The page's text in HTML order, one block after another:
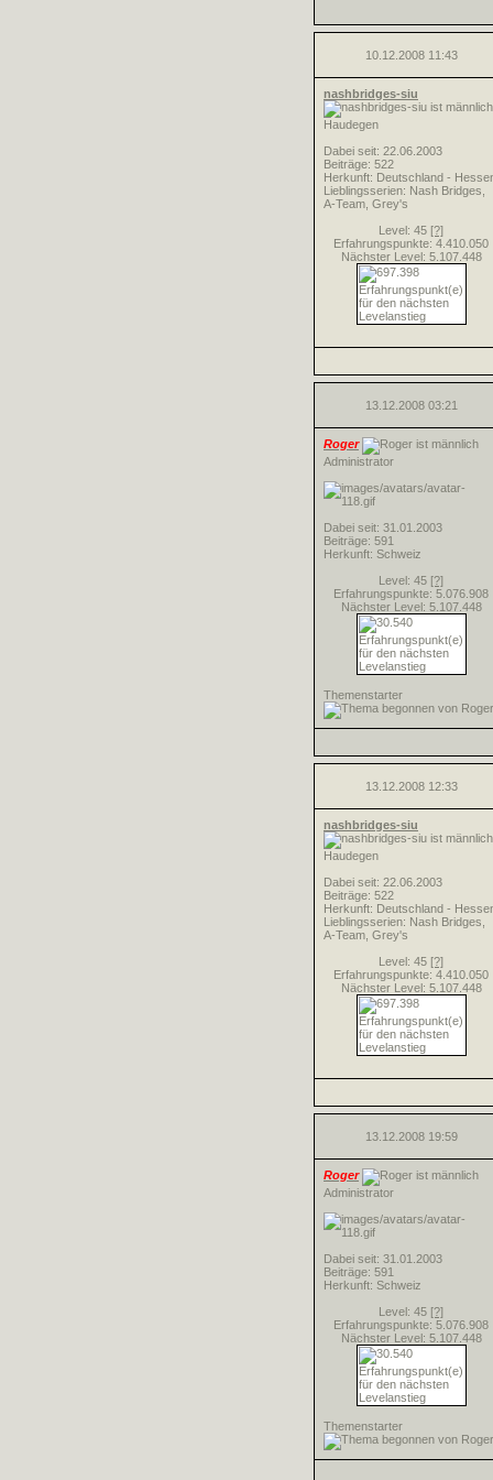
10.12.2008 11:43
nashbridges-siu
Haudegen
Dabei seit: 22.06.2003
Beiträge: 522
Herkunft: Deutschland -
Lieblingsserien: Nash Bridges,
A-Team, Grey's
Level: 45 [?]
Erfahrungspunkte: 4.410.050
Nächster Level: 5.107.448
13.12.2008 03:21
Roger
Administrator
Dabei seit: 31.01.2003
Beiträge: 591
Herkunft: Schweiz
Level: 45 [?]
Erfahrungspunkte: 5.076.908
Nächster Level: 5.107.448
Themenstarter
13.12.2008 12:33
nashbridges-siu
Haudegen
Dabei seit: 22.06.2003
Beiträge: 522
Herkunft: Deutschland -
Lieblingsserien: Nash Bridges,
A-Team, Grey's
Level: 45 [?]
Erfahrungspunkte: 4.410.050
Nächster Level: 5.107.448
13.12.2008 19:59
Roger
Administrator
Dabei seit: 31.01.2003
Beiträge: 591
Herkunft: Schweiz
Level: 45 [?]
Erfahrungspunkte: 5.076.908
Nächster Level: 5.107.448
Themenstarter